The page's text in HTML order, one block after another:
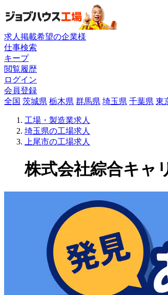
求人掲載希望の企業様
仕事検索
キープ
閲覧履歴
ログイン
会員登録
全国 茨城県 栃木県 群馬県 埼玉県 千葉県 東
工場・製造業求人
埼玉県の工場求人
上尾市の工場求人
株式会社綜合キャ